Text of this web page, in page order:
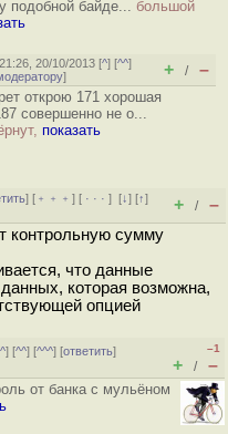
подобной байде... большой
20/10/2013 [^] [^^]
] + / –
открою 171 хорошая
совершенно не о...
показать
] [ ﹢﹢﹢] [ · · ·][↓] [↑]
+ / –
контрольную сумму
что данные
которая возможна,
опцией
^] [^^] [^^^] [ответить]
–1
+ / –
от банка с мульёном